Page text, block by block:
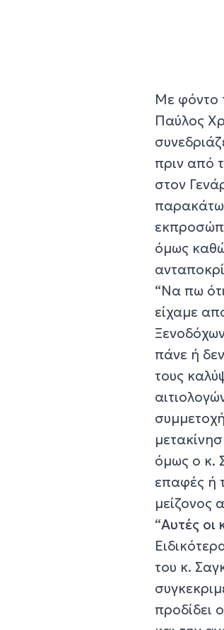
Με φόντο
Παύλος
πριν από
στον
όμως
“Να πω
είχαμε
πάνε ή
τους
όμως ο κ.
επαφές ή
μείζονος
“Αυτές οι
του κ.
προδίδει